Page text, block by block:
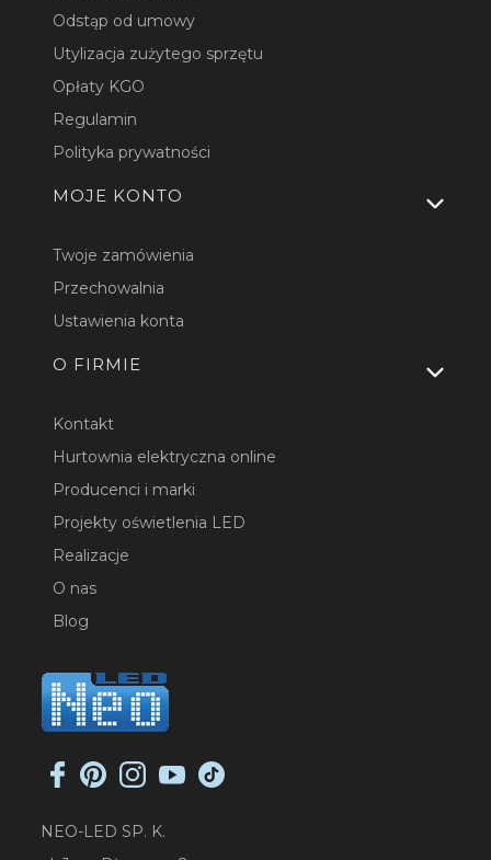
Odstąp od umowy
Utylizacja zużytego sprzętu
Opłaty KGO
Regulamin
Polityka prywatności
MOJE KONTO
Twoje zamówienia
Przechowalnia
Ustawienia konta
O FIRMIE
Kontakt
Hurtownia elektryczna online
Producenci i marki
Projekty oświetlenia LED
Realizacje
O nas
Blog
NEO-LED SP. K.